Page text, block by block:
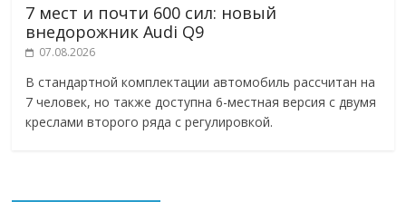
7 мест и почти 600 сил: новый
внедорожник Audi Q9
07.08.2026
В стандартной комплектации автомобиль рассчитан на
7 человек, но также доступна 6-местная версия с двумя
креслами второго ряда с регулировкой.